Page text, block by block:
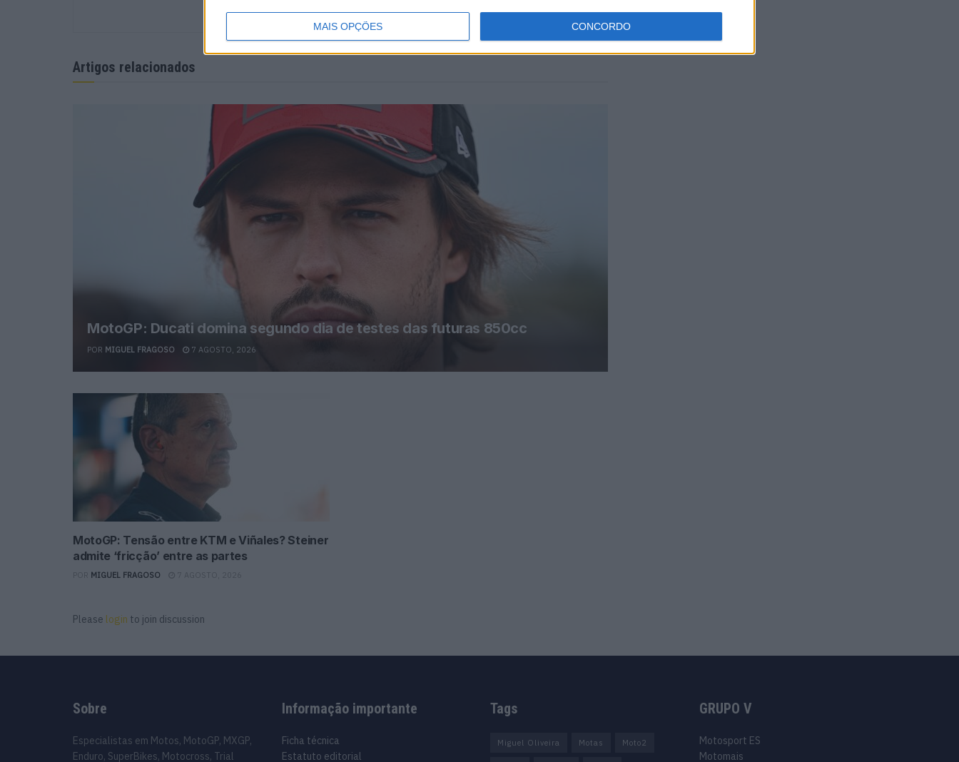
MAIS OPÇÕES CONCORDO
Artigos relacionados
MotoGP: Ducati domina segundo dia de testes das futuras 850cc
POR MIGUEL FRAGOSO 7 AGOSTO, 2026
MotoGP: Tensão entre KTM e Viñales? Steiner
admite ‘fricção’ entre as partes
MIGUEL FRAGOSO 7 AGOSTO, 2026
Please login to join discussion
Sobre
Especialistas em Motos, MotoGP, MXGP,
Enduro, SuperBikes, Motocross, Trial
Informação importante
Ficha técnica
Estatuto editorial
Tags
Miguel Oliveira Motas Moto2
GRUPO V
Motosport ES
Motomais